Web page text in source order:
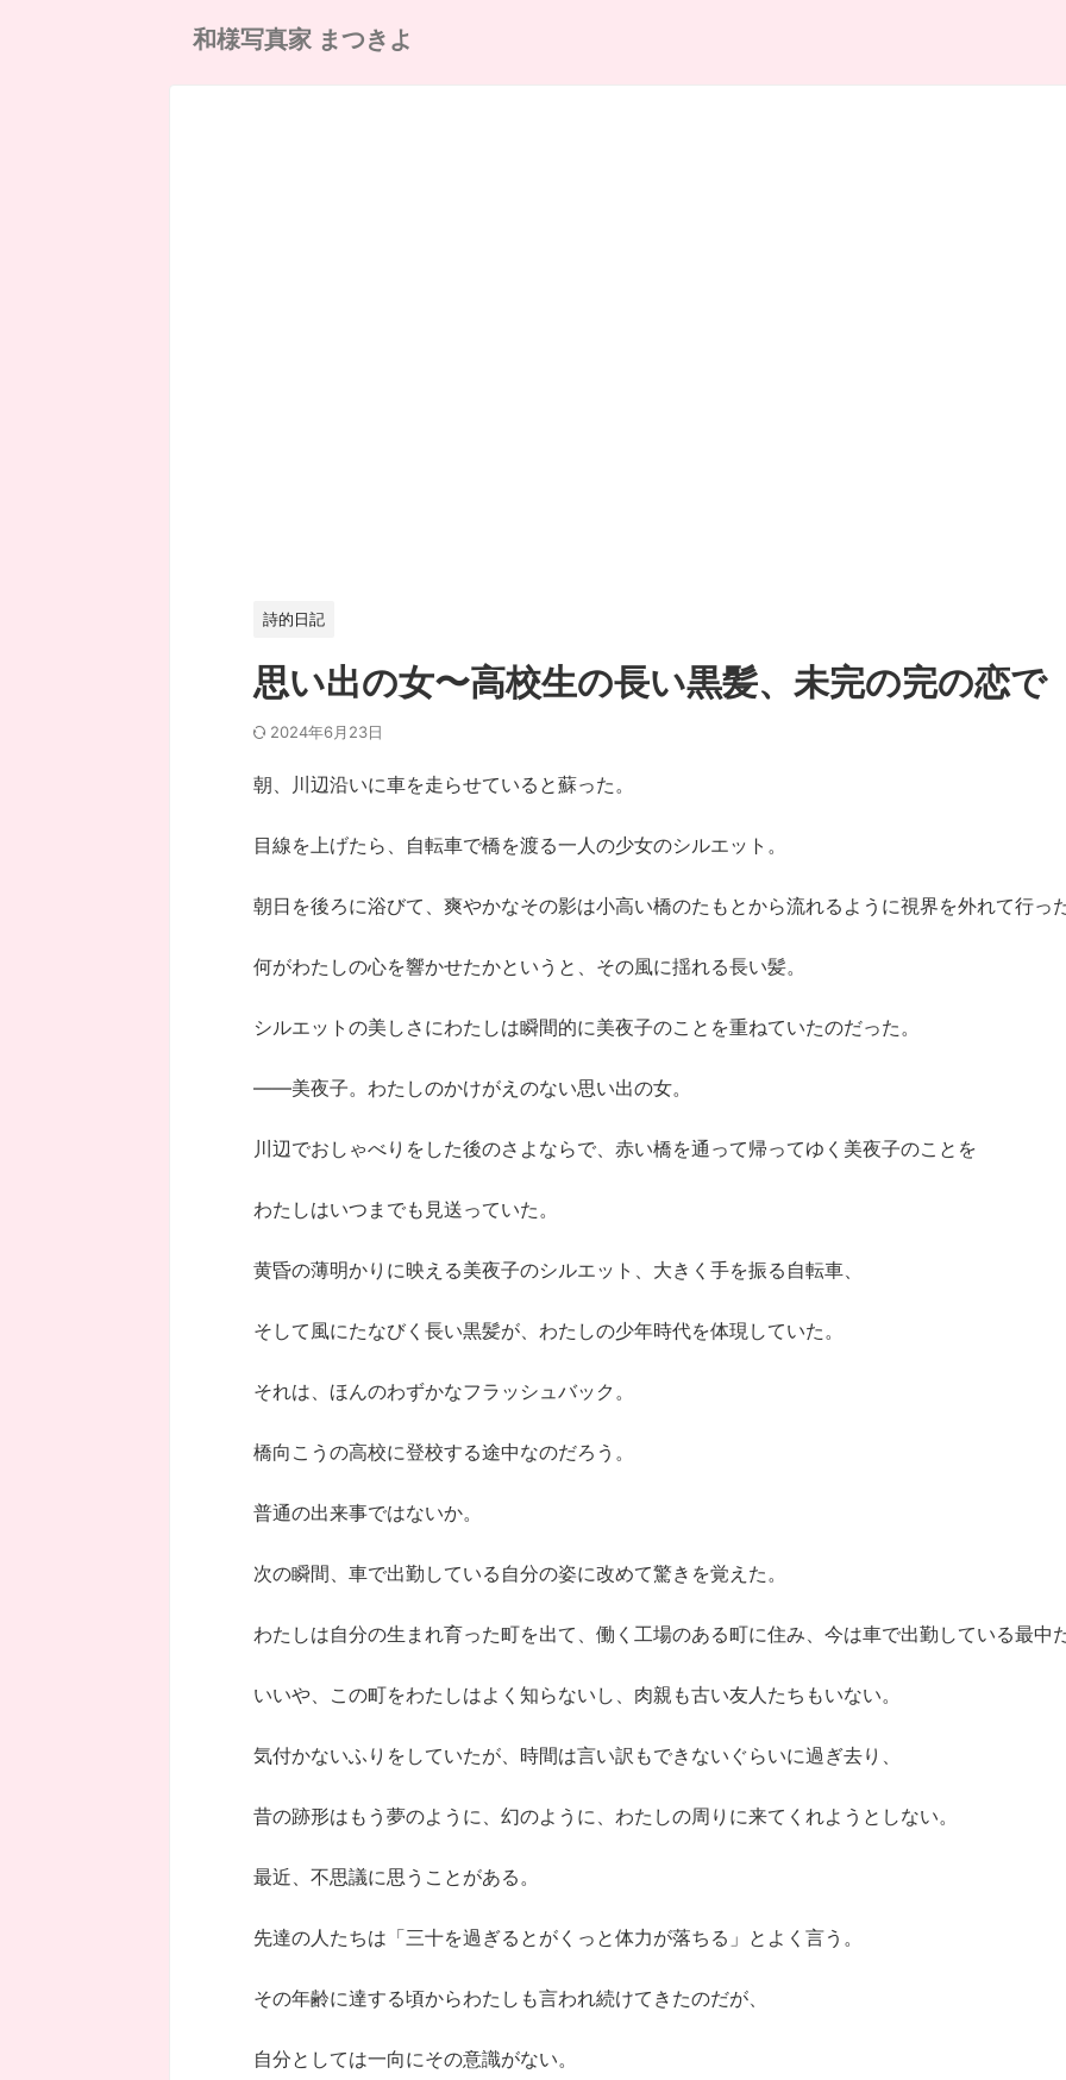
和様写真家 まつきよ
詩的日記
思い出の女〜高校生の長い黒髪、未完の完の恋で
2024年6月23日
朝、川辺沿いに車を走らせていると蘇った。
目線を上げたら、自転車で橋を渡る一人の少女のシルエット。
朝日を後ろに浴びて、爽やかなその影は小高い橋のたもとから流れるように視界を外れて行っ
何がわたしの心を響かせたかというと、その風に揺れる長い髪。
シルエットの美しさにわたしは瞬間的に美夜子のことを重ねていたのだった。
――美夜子。わたしのかけがえのない思い出の女。
川辺でおしゃべりをした後のさよならで、赤い橋を通って帰ってゆく美夜子のことを
わたしはいつまでも見送っていた。
黄昏の薄明かりに映える美夜子のシルエット、大きく手を振る自転車、
そして風にたなびく長い黒髪が、わたしの少年時代を体現していた。
それは、ほんのわずかなフラッシュバック。
橋向こうの高校に登校する途中なのだろう。
普通の出来事ではないか。
次の瞬間、車で出勤している自分の姿に改めて驚きを覚えた。
わたしは自分の生まれ育った町を出て、働く工場のある町に住み、今は車で出勤している最中
いいや、この町をわたしはよく知らないし、肉親も古い友人たちもいない。
気付かないふりをしていたが、時間は言い訳もできないぐらいに過ぎ去り、
昔の跡形はもう夢のように、幻のように、わたしの周りに来てくれようとしない。
最近、不思議に思うことがある。
先達の人たちは「三十を過ぎるとがくっと体力が落ちる」とよく言う。
その年齢に達する頃からわたしも言われ続けてきたのだが、
自分としては一向にその意識がない。